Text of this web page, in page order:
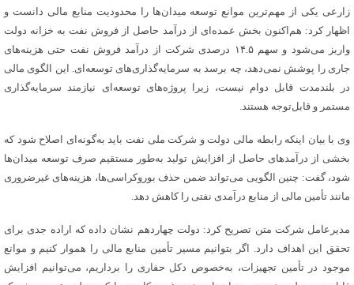
زارعی یکی از مهم‌ترین موانع توسعه میدان‌ها را محدودیت منابع مالی دانست و
اظهار کرد: هم‌اکنون بخش عمده‌ای از درآمد حاصل از فروش نفت به خزانه دولت
واریز می‌شود و سهم ۱۴.۵ درصدی شرکت از درآمد فروش نفت حتی هزینه‌های
جاری را پوشش نمی‌دهد، چه برسد به سرمایه‌گذاری‌های توسعه‌ای. این الگوی مالی
در بلندمدت قابل دوام نیست، زیرا پروژه‌های توسعه‌ای نیازمند سرمایه‌گذاری
مستمر و قابل‌توجه هستند.
وی با بیان اینکه رابطه مالی دولت و شرکت ملی نفت باید به‌گونه‌ای اصلاح شود که
بخشی از درآمدهای حاصل از افزایش تولید به‌طور مستقیم صرف توسعه میدان‌ها
شود، گفت: چنین الگویی می‌تواند ضمن حذف بوروکراسی‌ها، هزینه‌های غیرضروری
مانند تأمین مالی از منابع درآمدی نفتی را کاهش دهد.
مدیرعامل شرکت متن تصریح کرد: دولت چهاردهم نشان داده که اراده جدی برای
تحقق این اهداف دارد. اگر بتوانیم مسیر تأمین منابع مالی را هموار کنیم و موانع
موجود در تأمین تجهیزات، به‌خصوص دکل حفاری را برداریم، می‌توانیم افزایش